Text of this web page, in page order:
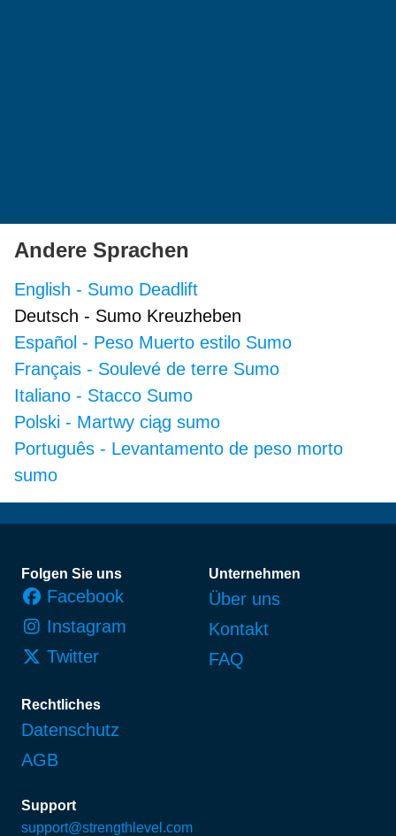
Andere Sprachen
English - Sumo Deadlift
Deutsch - Sumo Kreuzheben
Español - Peso Muerto estilo Sumo
Français - Soulevé de terre Sumo
Italiano - Stacco Sumo
Polski - Martwy ciąg sumo
Português - Levantamento de peso morto
sumo
Fußzeile
Folgen Sie uns
Facebook
Instagram
Twitter
Unternehmen
Über uns
Kontakt
FAQ
Rechtliches
Datenschutz
AGB
Support
support@strengthlevel.com